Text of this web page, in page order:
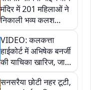
मंदिर में 201 महिलाओं ने
निकाली भव्य कलश
शोभायात्रा, शिवलिंग
प्राण-प्रतिष्ठा महोत्सव
शुरू
VIDEO: कलकत्ता
हाईकोर्ट में अभिषेक बनर्जी
की याचिका खारिज, जानें
क्या है पूरा मामला
सनसरैया छोटी नहर टूटी,